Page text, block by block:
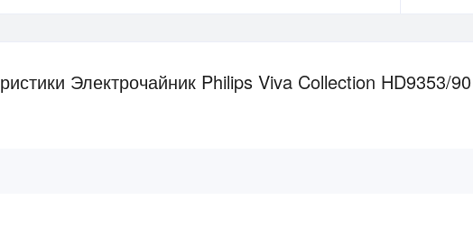
Электрочайник Philips Viva Collection HD9353/90